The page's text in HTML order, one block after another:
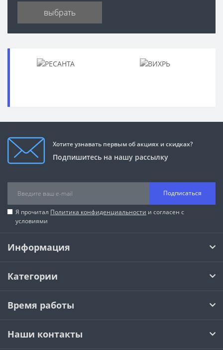
выбрать
Хотите узнавать первым об акциях и скидках?
Подпишитесь на нашу рассылку
Подписаться
Я прочитал Политика конфиденциальности и согласен с
условиями
Информация
Категории
Время работы
Наши контакты